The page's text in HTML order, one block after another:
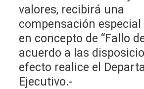
valores, recibirá una
compensación especial
en concepto de “Fallo
acuerdo a las
efecto realice el
Ejecutivo.-